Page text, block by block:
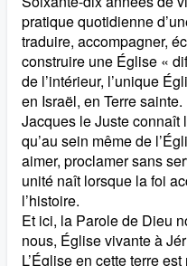
pratique quotidienne
traduire, accompagner,
construire une Église «
de l’intérieur, l’unique
en Israël, en Terre sainte.
Jacques le Juste connaît
qu’au sein même de
aimer, proclamer sans
unité naît lorsque la foi
l’histoire.
Et ici, la Parole de Dieu
nous, Église vivante à
L’Église en cette terre